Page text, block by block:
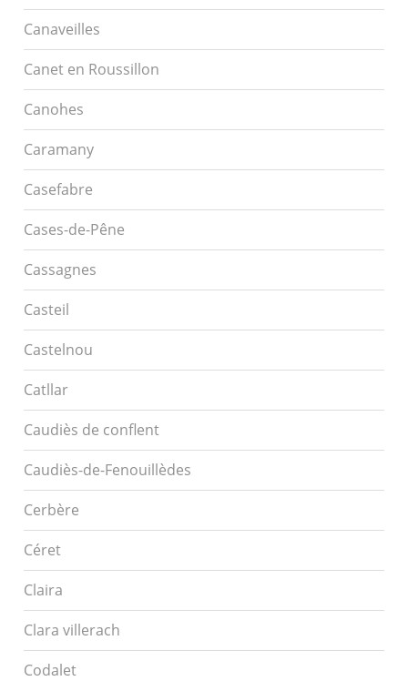
Canaveilles
Canet en Roussillon
Canohes
Caramany
Casefabre
Cases-de-Pêne
Cassagnes
Casteil
Castelnou
Catllar
Caudiès de conflent
Caudiès-de-Fenouillèdes
Cerbère
Céret
Claira
Clara villerach
Codalet